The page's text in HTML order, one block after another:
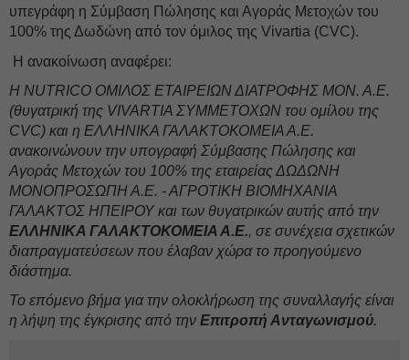
υπεγράφη η Σύμβαση Πώλησης και Αγοράς Μετοχών του
100% της Δωδώνη από τον όμιλος της Vivartia (CVC).
Η ανακοίνωση αναφέρει:
Η NUTRICO ΟΜΙΛΟΣ ΕΤΑΙΡΕΙΩΝ ΔΙΑΤΡΟΦΗΣ ΜΟΝ. Α.Ε.
(θυγατρική της VIVARTIA ΣΥΜΜΕΤΟΧΩΝ του ομίλου της
CVC) και η ΕΛΛΗΝΙΚΑ ΓΑΛΑΚΤΟΚΟΜΕΙΑ Α.Ε.
ανακοινώνουν την υπογραφή Σύμβασης Πώλησης και
Αγοράς Μετοχών του 100% της εταιρείας ΔΩΔΩΝΗ
ΜΟΝΟΠΡΟΣΩΠΗ Α.Ε. - ΑΓΡΟΤΙΚΗ ΒΙΟΜΗΧΑΝΙΑ
ΓΑΛΑΚΤΟΣ ΗΠΕΙΡΟΥ και των θυγατρικών αυτής από την
ΕΛΛΗΝΙΚΑ ΓΑΛΑΚΤΟΚΟΜΕΙΑ Α.Ε., σε συνέχεια σχετικών
διαπραγματεύσεων που έλαβαν χώρα το προηγούμενο
διάστημα.
Το επόμενο βήμα για την ολοκλήρωση της συναλλαγής είναι
η λήψη της έγκρισης από την Επιτροπή Ανταγωνισμού.